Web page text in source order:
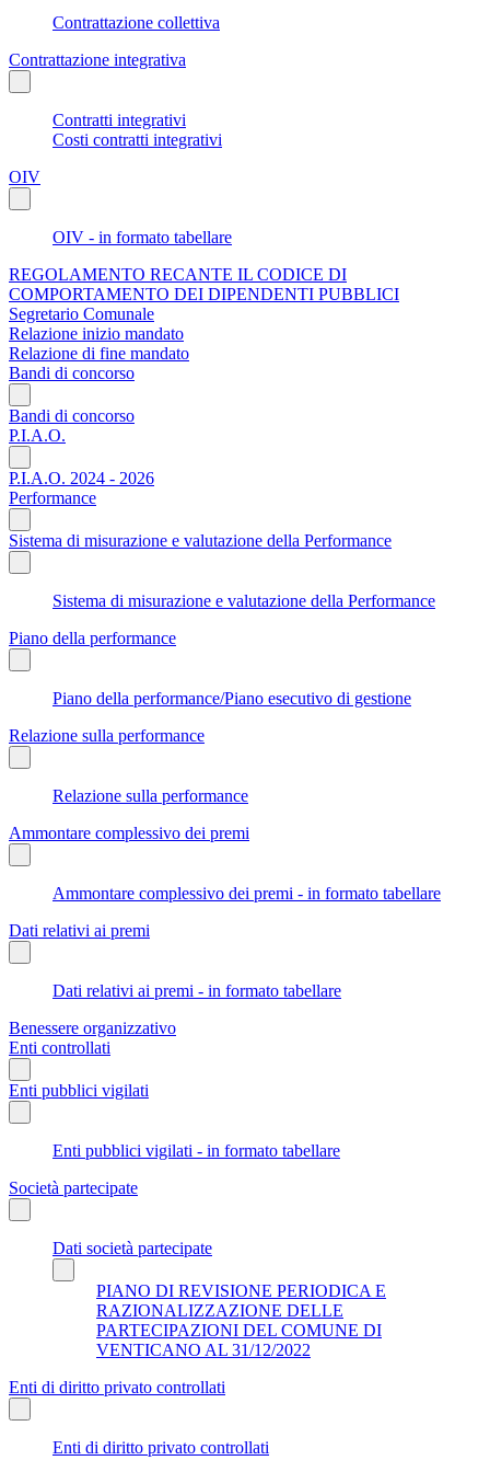
Contrattazione collettiva
Contrattazione integrativa
Contratti integrativi
Costi contratti integrativi
OIV
OIV - in formato tabellare
REGOLAMENTO RECANTE IL CODICE DI
COMPORTAMENTO DEI DIPENDENTI PUBBLICI
Segretario Comunale
Relazione inizio mandato
Relazione di fine mandato
Bandi di concorso
Bandi di concorso
P.I.A.O.
P.I.A.O. 2024 - 2026
Performance
Sistema di misurazione e valutazione della Performance
Sistema di misurazione e valutazione della Performance
Piano della performance
Piano della performance/Piano esecutivo di gestione
Relazione sulla performance
Relazione sulla performance
Ammontare complessivo dei premi
Ammontare complessivo dei premi - in formato tabellare
Dati relativi ai premi
Dati relativi ai premi - in formato tabellare
Benessere organizzativo
Enti controllati
Enti pubblici vigilati
Enti pubblici vigilati - in formato tabellare
Società partecipate
Dati società partecipate
PIANO DI REVISIONE PERIODICA E
RAZIONALIZZAZIONE DELLE
PARTECIPAZIONI DEL COMUNE DI
VENTICANO AL 31/12/2022
Enti di diritto privato controllati
Enti di diritto privato controllati